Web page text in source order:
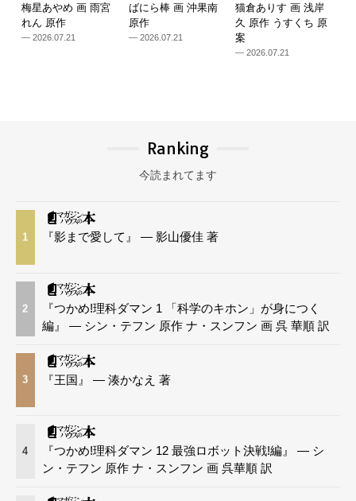
梅星あやめ 画 雨宮
れん 原作
— 2026.07.21
ばにら棒 画 沖果南
原作
— 2026.07.21
猫倉ありす 画 浅岸
久 原作 うすくち 原
案
— 2026.07.21
Ranking
今読まれてます
1 『影まで愛して』 — 影山優佳 著
2
『つかめ!理科ダマン 1 「科学のキホン」が身につく
編』 — シン・テフン 原作 ナ・スンフン 画 呉 華順 訳
3 『王国』 — 湊かなえ 著
4
『つかめ!理科ダマン 12 最強ロボット決戦!編』 — シ
ン・テフン 原作 ナ・スンフン 画 呉華順 訳